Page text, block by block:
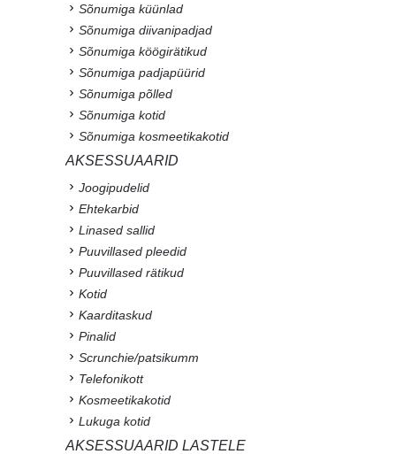
Sõnumiga küünlad
Sõnumiga diivanipadjad
Sõnumiga köögirätikud
Sõnumiga padjapüürid
Sõnumiga põlled
Sõnumiga kotid
Sõnumiga kosmeetikakotid
AKSESSUAARID
Joogipudelid
Ehtekarbid
Linased sallid
Puuvillased pleedid
Puuvillased rätikud
Kotid
Kaarditaskud
Pinalid
Scrunchie/patsikumm
Telefonikott
Kosmeetikakotid
Lukuga kotid
AKSESSUAARID LASTELE